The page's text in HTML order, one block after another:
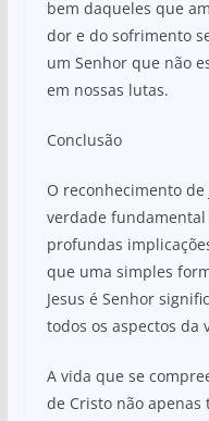
bem daqueles que
dor e do sofrimento
um Senhor que não
em nossas lutas.
Conclusão
O reconhecimento de
verdade
profundas
que uma simples
Jesus é Senhor
todos os aspectos da
A vida que se
de Cristo não